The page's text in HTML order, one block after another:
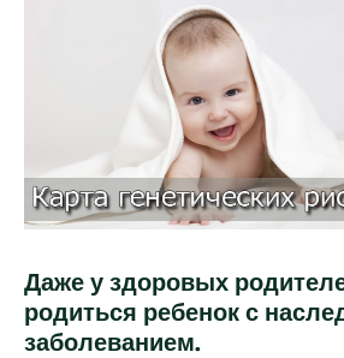
Даже у здоровых
родиться ребенок с
заболеванием.